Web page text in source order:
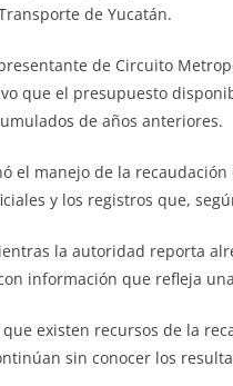
de Yucatán.
de Circuito
que el presupuesto
de años anteriores.
el manejo de la
y los registros que,
la autoridad reporta
información que refleja
existen recursos de la
sin conocer los